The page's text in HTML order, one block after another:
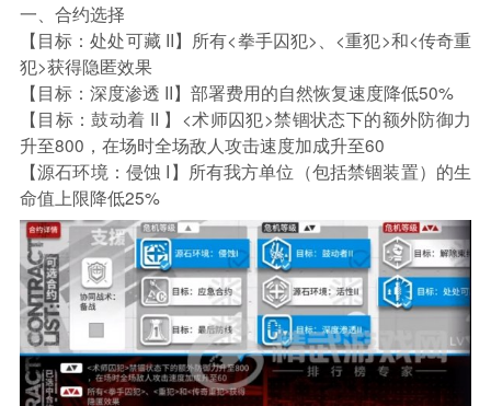
一、合约选择
【目标：处处可藏 II】所有<拳手囚犯>、<重犯>和<传奇重
犯>获得隐匿效果
【目标：深度渗透 II】部署费用的自然恢复速度降低50%
【目标：鼓动着 II 】<术师囚犯>禁锢状态下的额外防御力
升至800，在场时全场敌人攻击速度加成升至60
【源石环境：侵蚀 I】所有我方单位（包括禁锢装置）的生
命值上限降低25%